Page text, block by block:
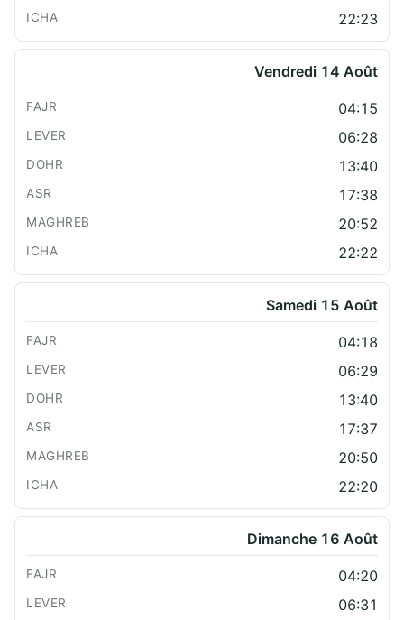
22:23
Vendredi 14 Août
04:15
06:28
13:40
17:38
20:52
22:22
Samedi 15 Août
04:18
06:29
13:40
17:37
20:50
22:20
Dimanche 16 Août
04:20
06:31